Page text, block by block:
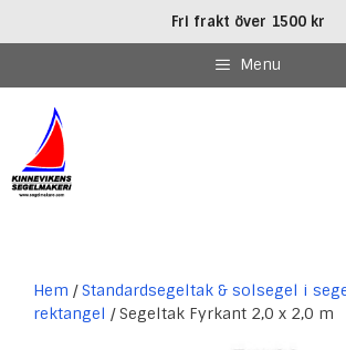
Fri frakt över 1500 kr
Menu
Hem /Standardsegeltak & solsegel i
rektangel / Segeltak Fyrkant 2,0 x 2,0 m